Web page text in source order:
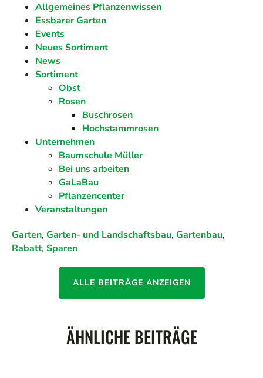
Allgemeines Pflanzenwissen
Essbarer Garten
Events
Neues Sortiment
News
Sortiment
Obst
Rosen
Buschrosen
Hochstammrosen
Unternehmen
Baumschule Müller
Bei uns arbeiten
GaLaBau
Pflanzencenter
Veranstaltungen
Garten, Garten- und Landschaftsbau, Gartenbau,
Rabatt, Sparen
ALLE BEITRÄGE ANZEIGEN
ÄHNLICHE BEITRÄGE